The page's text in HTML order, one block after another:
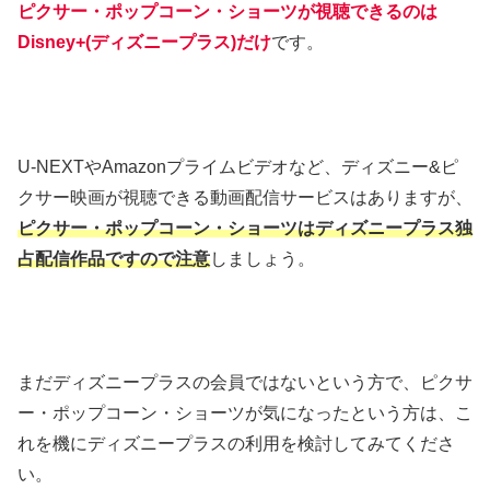
ピクサー・ポップコーン・ショーツが視聴できるのは
Disney+(ディズニープラス)だけです。
U-NEXTやAmazonプライムビデオなど、ディズニー&ピ
クサー映画が視聴できる動画配信サービスはありますが、
ピクサー・ポップコーン・ショーツはディズニープラス独
占配信作品ですので注意しましょう。
まだディズニープラスの会員ではないという方で、ピクサ
ー・ポップコーン・ショーツが気になったという方は、こ
れを機にディズニープラスの利用を検討してみてくださ
い。